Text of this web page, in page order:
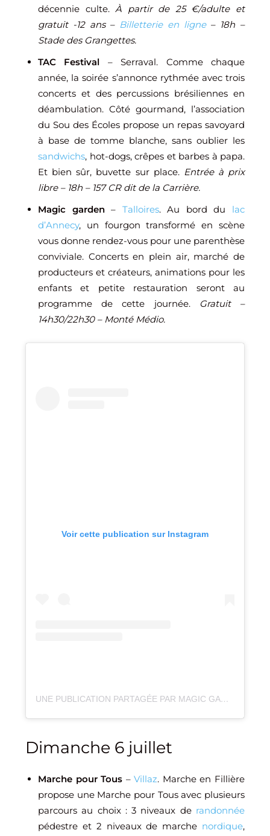
décennie culte. À partir de 25 €/adulte et
gratuit -12 ans – Billetterie en ligne– 18h –
Stade des Grangettes.
TAC Festival – Serraval. Comme chaque
année, la soirée s’annonce rythmée avec trois
concerts et des percussions brésiliennes en
déambulation. Côté gourmand, l’association
du Sou des Écoles propose un repas savoyard
à base de tomme blanche, sans oublier les
sandwichs, hot-dogs, crêpes et barbes à papa.
Et bien sûr, buvette sur place. Entrée à prix
libre – 18h – 157 CR dit de la Carrière.
Magic garden– Talloires. Au bord du lac
d’Annecy, un fourgon transformé en scène
vous donne rendez-vous pour une parenthèse
conviviale. Concerts en plein air, marché de
producteurs et créateurs, animations pour les
enfants et petite restauration seront au
programme de cette journée.
Gratuit –
14h30/22h30 – Monté Médio.
Voir cette publication sur Instagram
UNE PUBLICATION PARTAGÉE PAR MAGIC GARDEN (@MAGICGARDEN_VAN)
Dimanche 6 juillet
Marche pour Tous –Villaz. Marche en Fillière
propose une Marche pour Tous avec plusieurs
parcours au choix : 3 niveaux de randonnée
pédestre et 2 niveaux de marche nordique,